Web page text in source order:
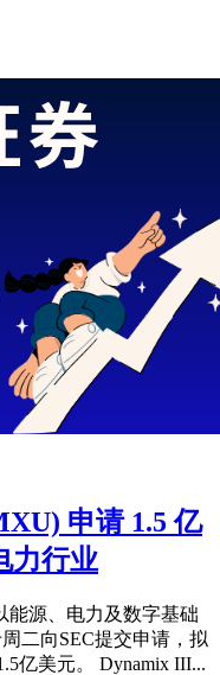
申请 1.5 亿
力行业
能源、电力及数字基础
二向SEC提交申请，拟
亿美元。 Dynamix III...